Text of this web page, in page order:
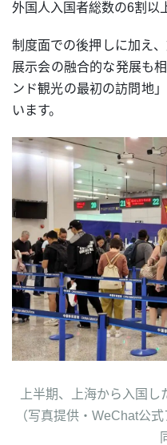
外国人入国者総数の6割以
制度面での後押しに加え
展示会の融合的な発展も
ンド観光の最初の訪問地
います。
上半期、上海から入国し
（写真提供・WeChat公